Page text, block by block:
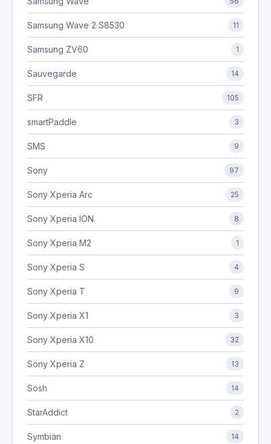
Samsung Wave 2 S8530 11
Samsung ZV60 1
Sauvegarde 14
SFR 105
smartPaddle 3
SMS 9
Sony 97
Sony Xperia Arc 25
Sony Xperia ION 8
Sony Xperia M2 1
Sony Xperia S 4
Sony Xperia T 9
Sony Xperia X1 3
Sony Xperia X10 32
Sony Xperia Z 13
Sosh 14
StarAddict 2
Symbian 14